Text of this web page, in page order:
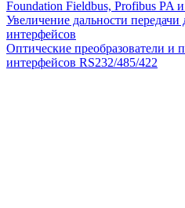
Foundation Fieldbus, Profibus PA
Увеличение дальности
интерфейсов
Оптические преобразователи и
интерфейсов RS232/485/422